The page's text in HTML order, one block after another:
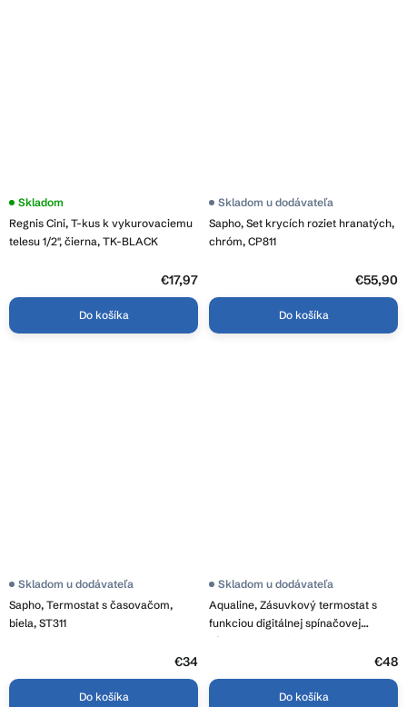
Regnis Cini, T-kus k vykurovaciemu
telesu 1/2", čierna, TK-BLACK
Skladom
€17,97
Do košíka
Sapho, Set krycích roziet hranatých,
chróm, CP811
Skladom u dodávateľa
€55,90
Do košíka
Sapho, Termostat s časovačom,
biela, ST311
Skladom u dodávateľa
€34
Do košíka
Aqualine, Zásuvkový termostat s
funkciou digitálnej spínačovej
zásuvky a Wi-Fi, P56601FR
Skladom u dodávateľa
€48
Do košíka